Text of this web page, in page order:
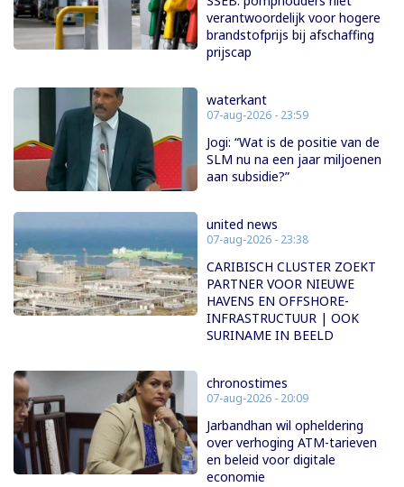
verantwoordelijk voor hogere
brandstofprijs bij afschaffing
prijscap
waterkant
07-aug-2026 - 23:59
Jogi: “Wat is de positie van de
SLM nu na een jaar miljoenen
aan subsidie?”
united news
07-aug-2026 - 23:38
CARIBISCH CLUSTER ZOEKT
PARTNER VOOR NIEUWE
HAVENS EN OFFSHORE-
INFRASTRUCTUUR | OOK
SURINAME IN BEELD
chronostimes
07-aug-2026 - 20:09
Jarbandhan wil opheldering
over verhoging ATM-tarieven
en beleid voor digitale
economie